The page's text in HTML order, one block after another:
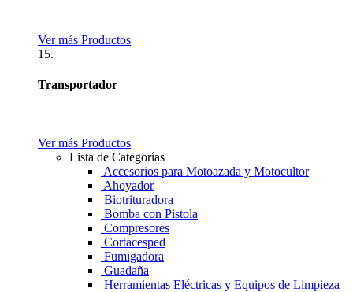
Ver más Productos
15.
Transportador
Ver más Productos
Lista de Categorías
Accesorios para Motoazada y Motocultor
Ahoyador
Biotrituradora
Bomba con Pistola
Compresores
Cortacesped
Fumigadora
Guadaña
Herramientas Eléctricas y Equipos de Limpieza